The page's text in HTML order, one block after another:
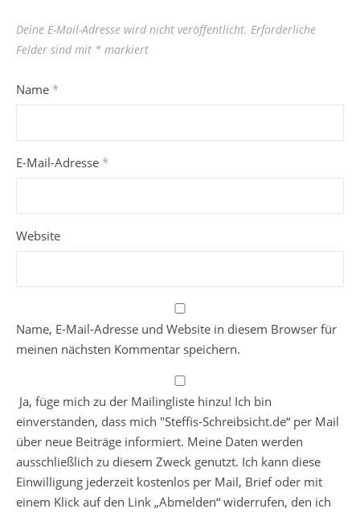
Deine E-Mail-Adresse wird nicht veröffentlicht. Erforderliche
Felder sind mit * markiert
Name *
E-Mail-Adresse *
Website
Name, E-Mail-Adresse und Website in diesem Browser für
meinen nächsten Kommentar speichern.
Ja, füge mich zu der Mailingliste hinzu! Ich bin
einverstanden, dass mich "Steffis-Schreibsicht.de“ per Mail
über neue Beiträge informiert. Meine Daten werden
ausschließlich zu diesem Zweck genutzt. Ich kann diese
Einwilligung jederzeit kostenlos per Mail, Brief oder mit
einem Klick auf den Link „Abmelden“ widerrufen, den ich